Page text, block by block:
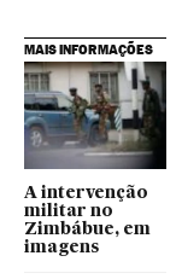
MAIS INFORMAÇÕES
A intervenção
militar no
Zimbábue, em
imagens